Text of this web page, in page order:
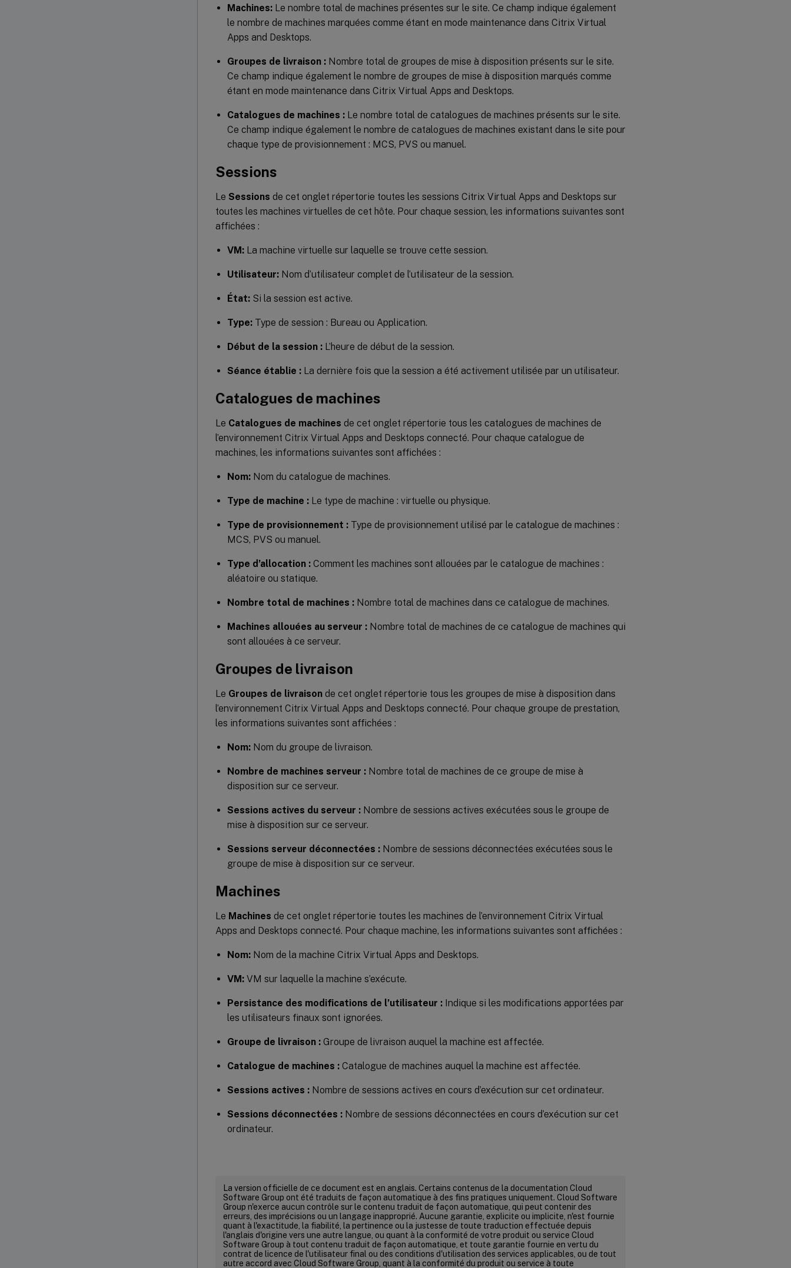
Machines: Le nombre total de machines présentes sur le site. Ce champ indique également
le nombre de machines marquées comme étant en mode maintenance dans Citrix Virtual
Apps and Desktops.
Groupes de livraison : Nombre total de groupes de mise à disposition présents sur le site.
Ce champ indique également le nombre de groupes de mise à disposition marqués comme
étant en mode maintenance dans Citrix Virtual Apps and Desktops.
Catalogues de machines : Le nombre total de catalogues de machines présents sur le site.
Ce champ indique également le nombre de catalogues de machines existant dans le site pour
chaque type de provisionnement : MCS, PVS ou manuel.
Sessions
Le Sessions de cet onglet répertorie toutes les sessions Citrix Virtual Apps and Desktops sur
toutes les machines virtuelles de cet hôte. Pour chaque session, les informations suivantes sont
affichées :
VM: La machine virtuelle sur laquelle se trouve cette session.
Utilisateur: Nom d’utilisateur complet de l’utilisateur de la session.
État: Si la session est active.
Type: Type de session : Bureau ou Application.
Début de la session : L’heure de début de la session.
Séance établie : La dernière fois que la session a été activement utilisée par un utilisateur.
Catalogues de machines
Le Catalogues de machines de cet onglet répertorie tous les catalogues de machines de
l’environnement Citrix Virtual Apps and Desktops connecté. Pour chaque catalogue de
machines, les informations suivantes sont affichées :
Nom: Nom du catalogue de machines.
Type de machine : Le type de machine : virtuelle ou physique.
Type de provisionnement : Type de provisionnement utilisé par le catalogue de machines :
MCS, PVS ou manuel.
Type d’allocation : Comment les machines sont allouées par le catalogue de machines :
aléatoire ou statique.
Nombre total de machines : Nombre total de machines dans ce catalogue de machines.
Machines allouées au serveur : Nombre total de machines de ce catalogue de machines qui
sont allouées à ce serveur.
Groupes de livraison
Le Groupes de livraison de cet onglet répertorie tous les groupes de mise à disposition dans
l’environnement Citrix Virtual Apps and Desktops connecté. Pour chaque groupe de prestation,
les informations suivantes sont affichées :
Nom: Nom du groupe de livraison.
Nombre de machines serveur : Nombre total de machines de ce groupe de mise à
disposition sur ce serveur.
Sessions actives du serveur : Nombre de sessions actives exécutées sous le groupe de
mise à disposition sur ce serveur.
Sessions serveur déconnectées : Nombre de sessions déconnectées exécutées sous le
groupe de mise à disposition sur ce serveur.
Machines
Le Machines de cet onglet répertorie toutes les machines de l’environnement Citrix Virtual
Apps and Desktops connecté. Pour chaque machine, les informations suivantes sont affichées :
Nom: Nom de la machine Citrix Virtual Apps and Desktops.
VM: VM sur laquelle la machine s’exécute.
Persistance des modifications de l’utilisateur : Indique si les modifications apportées par
les utilisateurs finaux sont ignorées.
Groupe de livraison : Groupe de livraison auquel la machine est affectée.
Catalogue de machines : Catalogue de machines auquel la machine est affectée.
Sessions actives : Nombre de sessions actives en cours d’exécution sur cet ordinateur.
Sessions déconnectées : Nombre de sessions déconnectées en cours d’exécution sur cet
ordinateur.
La version officielle de ce document est en anglais. Certains contenus de la documentation Cloud
Software Group ont été traduits de façon automatique à des fins pratiques uniquement. Cloud Software
Group n'exerce aucun contrôle sur le contenu traduit de façon automatique, qui peut contenir des
erreurs, des imprécisions ou un langage inapproprié. Aucune garantie, explicite ou implicite, n'est fournie
quant à l'exactitude, la fiabilité, la pertinence ou la justesse de toute traduction effectuée depuis
l'anglais d'origine vers une autre langue, ou quant à la conformité de votre produit ou service Cloud
Software Group à tout contenu traduit de façon automatique, et toute garantie fournie en vertu du
contrat de licence de l'utilisateur final ou des conditions d'utilisation des services applicables, ou de tout
autre accord avec Cloud Software Group, quant à la conformité du produit ou service à toute